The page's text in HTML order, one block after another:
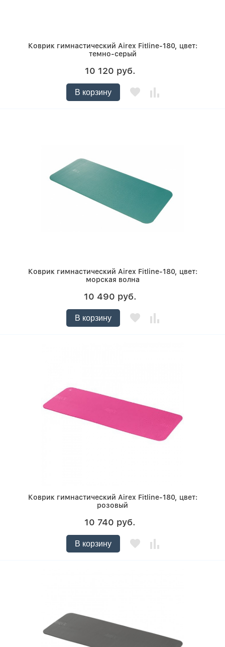
Коврик гимнастический Airex Fitline-180, цвет:
темно-серый
10 120 руб.
В корзину
Коврик гимнастический Airex Fitline-180, цвет:
морская волна
10 490 руб.
В корзину
Коврик гимнастический Airex Fitline-180, цвет:
розовый
10 740 руб.
В корзину